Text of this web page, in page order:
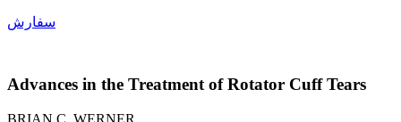
سفارش
Advances in the Treatment of Rotator Cuff Tears
BRIAN C. WERNER